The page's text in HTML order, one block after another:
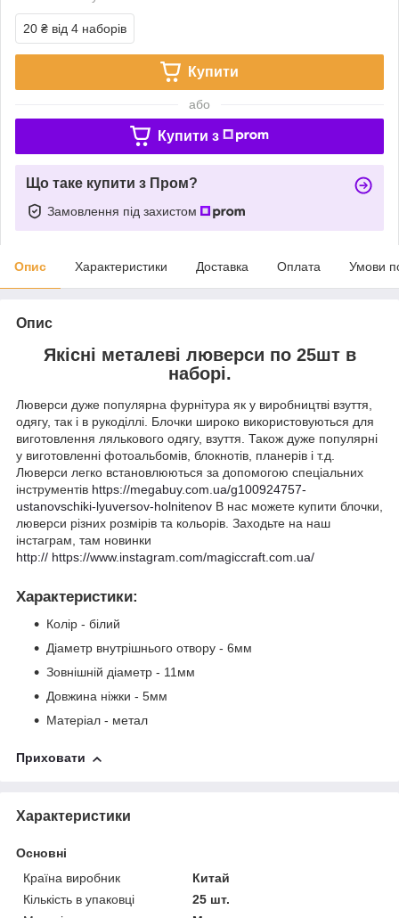
20 ₴ від 4 наборів
Купити
або
Купити з
Що таке купити з Пром?
Замовлення під захистом
Опис Характеристики Доставка Оплата Умови
Опис
Якісні металеві люверси по 25шт в
наборі.
Люверси дуже популярна фурнітура як у виробництві взуття,
одягу, так і в рукоділлі. Блочки широко використовуються для
виготовлення лялькового одягу, взуття. Також дуже популярні
у виготовленні фотоальбомів, блокнотів, планерів і т.д.
Люверси легко встановлюються за допомогою спеціальних
інструментів https://megabuy.com.ua/g100924757-
ustanovschiki-lyuversov-holnitenov В нас можете купити блочки,
люверси різних розмірів та кольорів. Заходьте на наш
інстаграм, там новинки
http:// https://www.instagram.com/magiccraft.com.ua/
Характеристики:
Колір - білий
Діаметр внутрішнього отвору - 6мм
Зовнішній діаметр - 11мм
Довжина ніжки - 5мм
Матеріал - метал
Приховати
Характеристики
Основні
Країна виробник
Китай
Кількість в упаковці
25 шт.